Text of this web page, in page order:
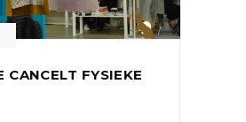
CANCELT FYSIEKE